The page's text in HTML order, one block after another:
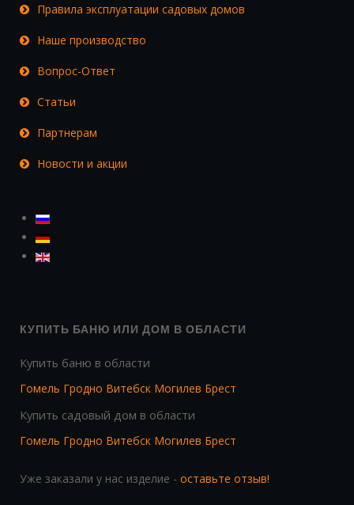
Правила эксплуатации садовых домов
Наше производство
Вопрос-Ответ
Статьи
Партнерам
Новости и акции
КУПИТЬ БАНЮ ИЛИ ДОМ В ОБЛАСТИ
Купить баню в области
Гомель Гродно Витебск Могилев Брест
Купить садовый дом в области
Гомель Гродно Витебск Могилев Брест
Уже заказали у нас изделие - оставьте отзыв!